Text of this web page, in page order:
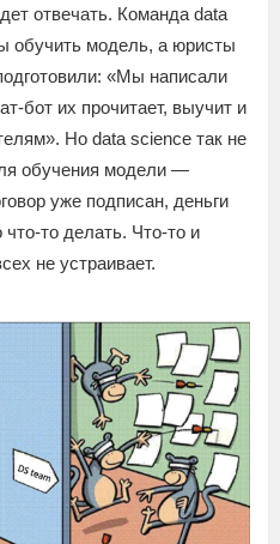
отвечать. Команда data
обучить модель, а юристы
«Мы написали
бот их прочитает, выучит и
Но data science так не
обучения модели —
уже подписан, деньги
то делать. Что-то и
не устраивает.